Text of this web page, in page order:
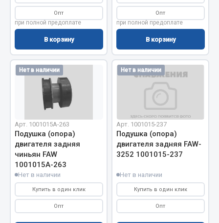
Автотовары
Автозвук
Автокаталоги
Аксессуары автомобильные
Аптечки и знаки автомобильные
Брызговики
Вентиляторы кабины
Вымпела
Показать ещё
Весь раздел
Смазочные материалы
Опт
при полной предоплате
В корзину
Опт
при полной предоплате
В корзину
Нет в наличии
Арт. 1001015А-263
Подушка (опора)
двигателя задняя
чиньян FAW
1001015А-263
Нет в наличии
Купить в один клик
Опт
Нет в наличии
Арт. 1001015-237
Подушка (опора)
двигателя задняя FAW-
3252 1001015-237
Нет в наличии
Купить в один клик
Опт